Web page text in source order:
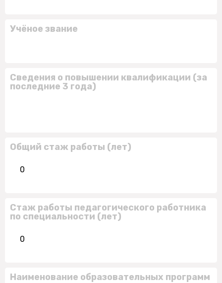
Учёное звание
Сведения о повышении квалификации (за
последние 3 года)
Общий стаж работы (лет)
0
Стаж работы педагогического работника
по специальности (лет)
0
Наименование образовательных программ